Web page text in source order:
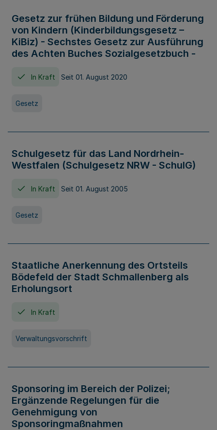
Gesetz zur frühen Bildung und Förderung
von Kindern (Kinderbildungsgesetz –
KiBiz) - Sechstes Gesetz zur Ausführung
des Achten Buches Sozialgesetzbuch -
In Kraft Seit 01. August 2020
Gesetz
Schulgesetz für das Land Nordrhein-
Westfalen (Schulgesetz NRW - SchulG)
In Kraft Seit 01. August 2005
Gesetz
Staatliche Anerkennung des Ortsteils
Bödefeld der Stadt Schmallenberg als
Erholungsort
In Kraft
Verwaltungsvorschrift
Sponsoring im Bereich der Polizei;
Ergänzende Regelungen für die
Genehmigung von
Sponsoringmaßnahmen